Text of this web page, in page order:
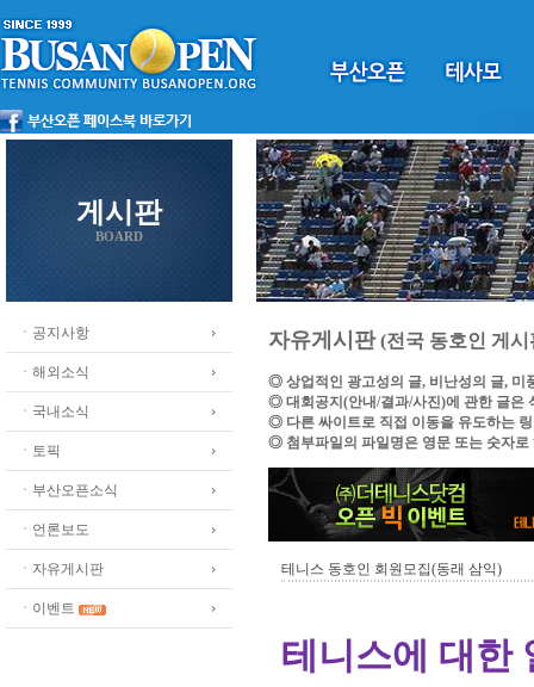
게시판
BOARD
ㆍ공지사항
ㆍ해외소식
ㆍ국내소식
ㆍ토픽
ㆍ부산오픈소식
ㆍ언론보도
ㆍ자유게시판
ㆍ이벤트
자유게시판(전국 동호인 게시
◎ 상업적인 광고성의 글, 비난성의 글, 미
◎ 대회공지(안내/결과/사진)에 관한 글은
◎ 다른 싸이트로 직접 이동을 유도하는
◎ 첨부파일의 파일명은 영문 또는 숫자로
테니스 동호인 회원모집(동래 삼익)
테니스에 대한